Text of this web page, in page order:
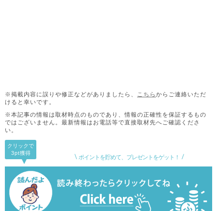
※掲載内容に誤りや修正などがありましたら、 こちら からご連絡いただ
けると幸いです。
※本記事の情報は取材時点のものであり、情報の正確性を保証するもの
ではございません。 最新情報はお電話等で直接取材先へご確認くださ
い。
ポイントを貯めて、プレゼントをゲット！
クリックで
3pt獲得